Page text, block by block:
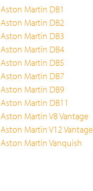
Aston Martin DB1
Aston Martin DB2
Aston Martin DB3
Aston Martin DB4
Aston Martin DB5
Aston Martin DB7
Aston Martin DB9
Aston Martin DB11
Aston Martin V8 Vantage
Aston Martin V12 Vantage
Aston Martin Vanquish